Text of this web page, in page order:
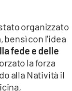
organizzato
bensì con l'idea
fede e delle
la forza
alla Natività il